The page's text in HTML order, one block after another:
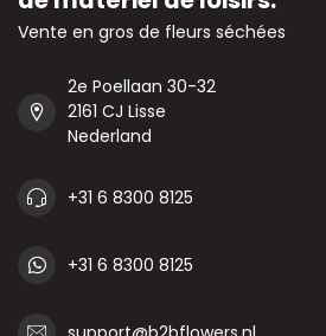
Vente en gros de fleurs séchées
2e Poellaan 30-32
2161 CJ Lisse
Nederland
+31 6 8300 8125
+31 6 8300 8125